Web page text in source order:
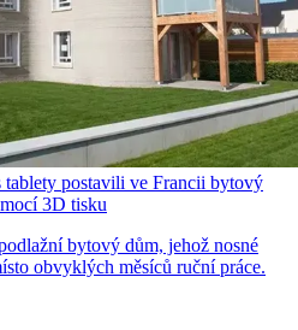
postavili ve Francii bytový
3D tisku
bytový dům, jehož nosné
obvyklých měsíců ruční práce.